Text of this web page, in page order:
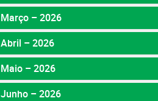
Março – 2026
Abril – 2026
Maio – 2026
Junho – 2026